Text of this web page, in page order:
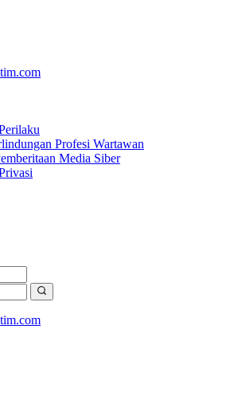
Profesi Wartawan
Media Siber